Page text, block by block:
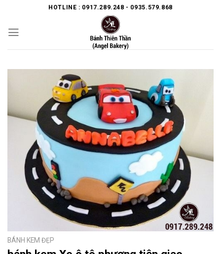
content
HOTLINE : 0917.289.248 - 0935.579.868
BÁNH KEM ĐẸP